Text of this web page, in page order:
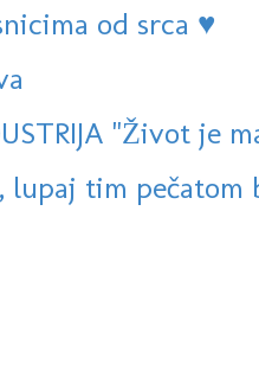
od srca ♥
"Život je
lupaj tim pečatom